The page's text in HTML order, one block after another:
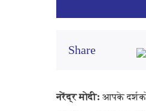
Share
नरेंद्र मोदीः आपके